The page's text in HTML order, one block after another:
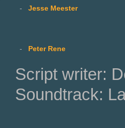
- Jesse Meester
- Peter Rene
Script writer:
Soundtrack: